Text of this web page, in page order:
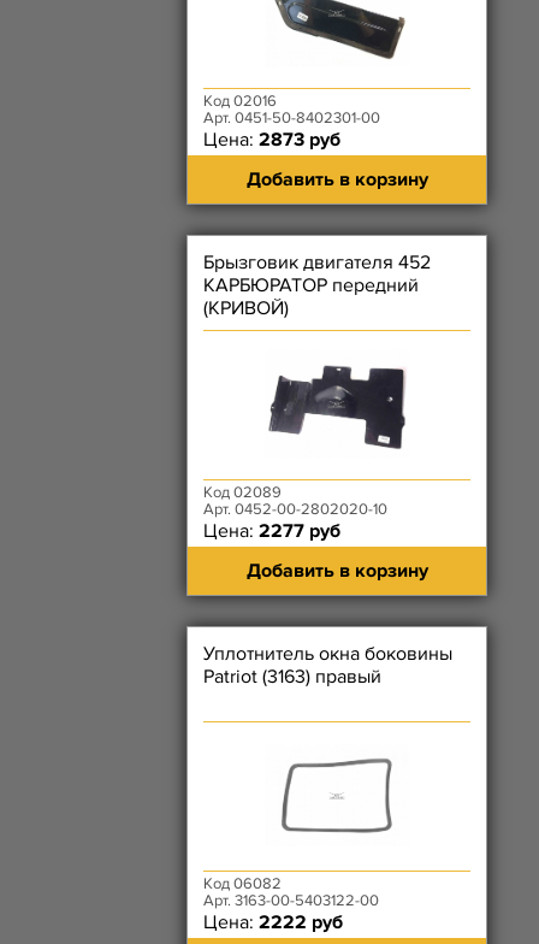
Код 02016
Арт. 0451-50-8402301-00
Цена: 2873 руб
Добавить в корзину
Брызговик двигателя 452
КАРБЮРАТОР передний
(КРИВОЙ)
Код 02089
Арт. 0452-00-2802020-10
Цена: 2277 руб
Добавить в корзину
Уплотнитель окна боковины
Patriot (3163) правый
Код 06082
Арт. 3163-00-5403122-00
Цена: 2222 руб